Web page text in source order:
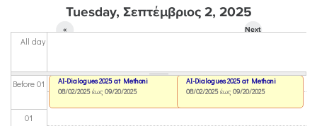
Tuesday, Σεπτέμβριος 2, 2025
«
Next
All day
Before 01
01
AI-Dialogues 2025 at Methoni
08/02/2025έως 09/20/2025
AI-Dialogues 2025 at Methoni
08/02/2025έως 09/20/2025